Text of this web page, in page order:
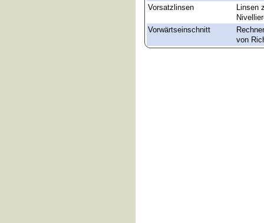
Vorsatzlinsen
Linsen
Vorwärtseinschnitt
von